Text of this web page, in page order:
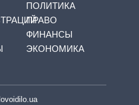
ПОЛИТИКА
ПРАВО
ФИНАНСЫ
ЭКОНОМИКА